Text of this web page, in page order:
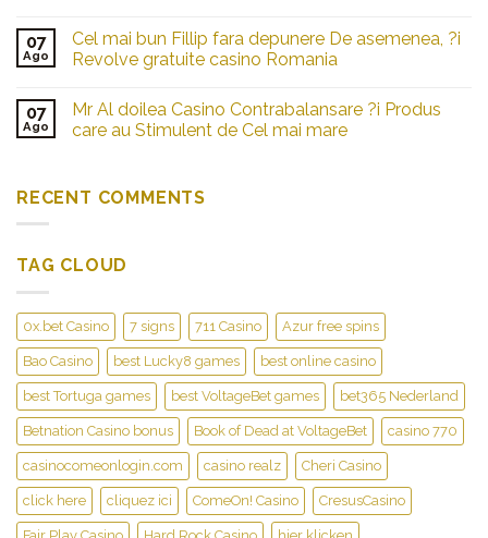
casino
mindset
07
Ago
Cel mai bun Fillip fara depunere De asemenea, ?i
Revolve gratuite casino Romania
07
Ago
Mr Al doilea Casino Contrabalansare ?i Produs
care au Stimulent de Cel mai mare
RECENT COMMENTS
TAG CLOUD
0x.bet Casino 7 signs 711 Casino Azur free spins
Bao Casino best Lucky8 games best online casino
best Tortuga games best VoltageBet games bet365 Nederland
Betnation Casino bonus Book of Dead at VoltageBet casino 770
casinocomeonlogin.com casino realz Cheri Casino
click here cliquez ici ComeOn! Casino CresusCasino